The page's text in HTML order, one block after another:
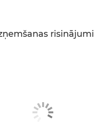
risinājumi